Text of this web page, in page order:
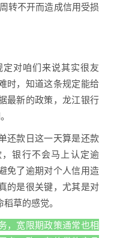
转不开而造成信用受损
对咱们来说其实很友
时，知道这条规定能给
最新的政策，龙江银行
还款日这一天算是还款
银行不会马上认定逾
免了逾期对个人信用造
的是很关键，尤其是对
草的感觉。
，宽限期政策通常也相